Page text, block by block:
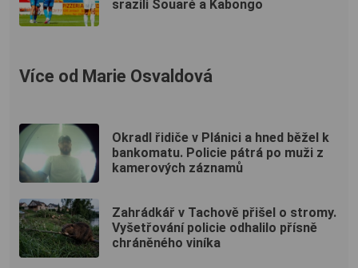
srazili Souaré a Kabongo
Více od Marie Osvaldová
Okradl řidiče v Plánici a hned běžel k
bankomatu. Policie pátrá po muži z
kamerových záznamů
Zahrádkář v Tachově přišel o stromy.
Vyšetřování policie odhalilo přísně
chráněného viníka